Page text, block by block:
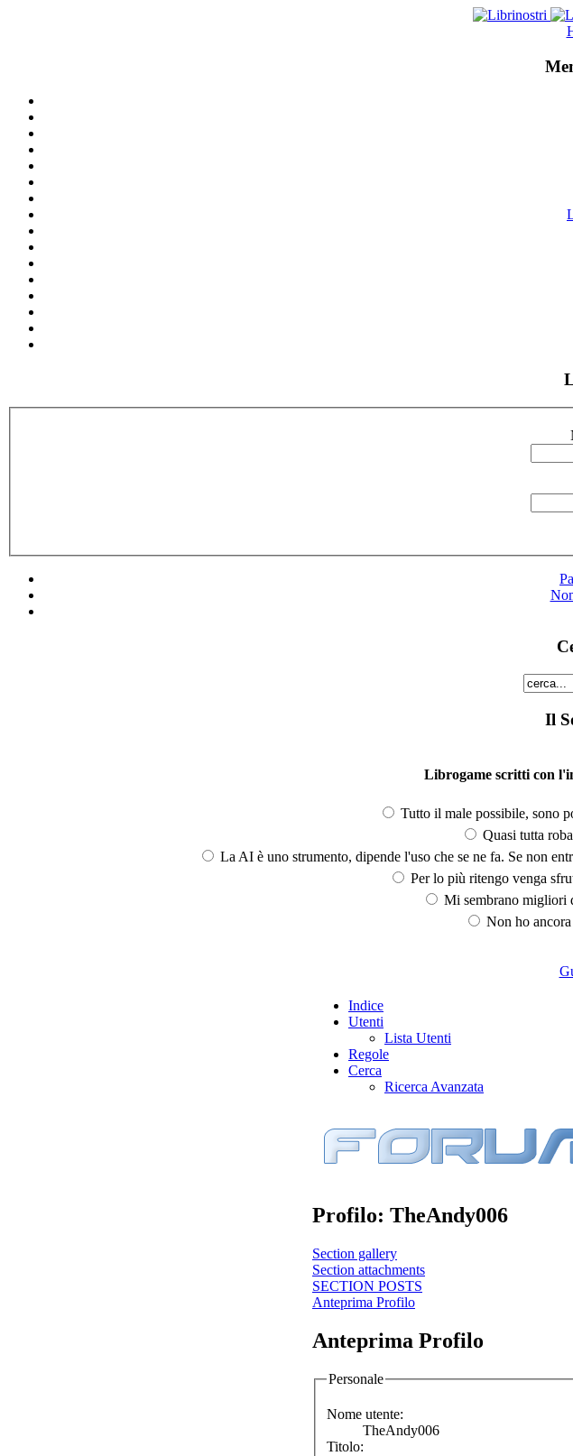
Il
Librogame scritti con
Tutto il male possibile, sono
Quasi tutta
La AI è uno strumento, dipende l'uso che se ne fa. Se non
Per lo più ritengo venga
Mi sembrano migliori
Non ho
Indice
Utenti
Lista Utenti
Regole
Cerca
Ricerca Avanzata
Profilo: TheAndy006
Section gallery
Section attachments
SECTION POSTS
Anteprima Profilo
Anteprima Profilo
Personale
Nome utente:
TheAndy006
Titolo: